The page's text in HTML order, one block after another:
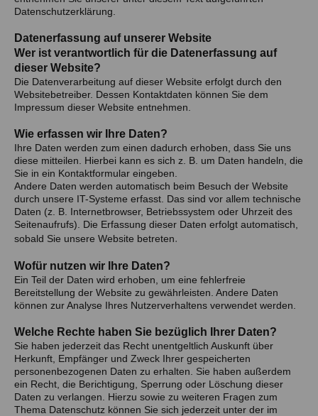
Datenschutzerklärung.
Datenerfassung auf unserer Website
Wer ist verantwortlich für die Datenerfassung auf
dieser Website?
Die Datenverarbeitung auf dieser Website erfolgt durch den
Websitebetreiber. Dessen Kontaktdaten können Sie dem
Impressum dieser Website entnehmen.
Wie erfassen wir Ihre Daten?
Ihre Daten werden zum einen dadurch erhoben, dass Sie uns
diese mitteilen. Hierbei kann es sich z. B. um Daten handeln, die
Sie in ein Kontaktformular eingeben.
Andere Daten werden automatisch beim Besuch der Website
durch unsere IT-Systeme erfasst. Das sind vor allem technische
Daten (z. B. Internetbrowser, Betriebssystem oder Uhrzeit des
Seitenaufrufs). Die Erfassung dieser Daten erfolgt automatisch,
sobald Sie unsere Website betreten.
Wofür nutzen wir Ihre Daten?
Ein Teil der Daten wird erhoben, um eine fehlerfreie
Bereitstellung der Website zu gewährleisten. Andere Daten
können zur Analyse Ihres Nutzerverhaltens verwendet werden.
Welche Rechte haben Sie bezüglich Ihrer Daten?
Sie haben jederzeit das Recht unentgeltlich Auskunft über
Herkunft, Empfänger und Zweck Ihrer gespeicherten
personenbezogenen Daten zu erhalten. Sie haben außerdem
ein Recht, die Berichtigung, Sperrung oder Löschung dieser
Daten zu verlangen. Hierzu sowie zu weiteren Fragen zum
Thema Datenschutz können Sie sich jederzeit unter der im